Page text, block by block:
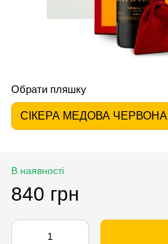
Обрати пляшку
СІКЕРА МЕДОВА ЧЕРВОНА
В наявності
840 грн